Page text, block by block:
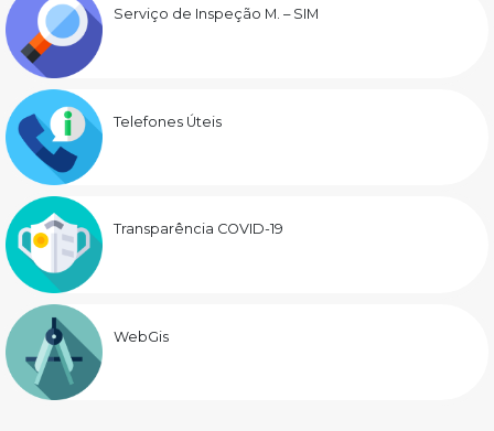
Serviço de Inspeção M. – SIM
Telefones Úteis
Transparência COVID-19
WebGis